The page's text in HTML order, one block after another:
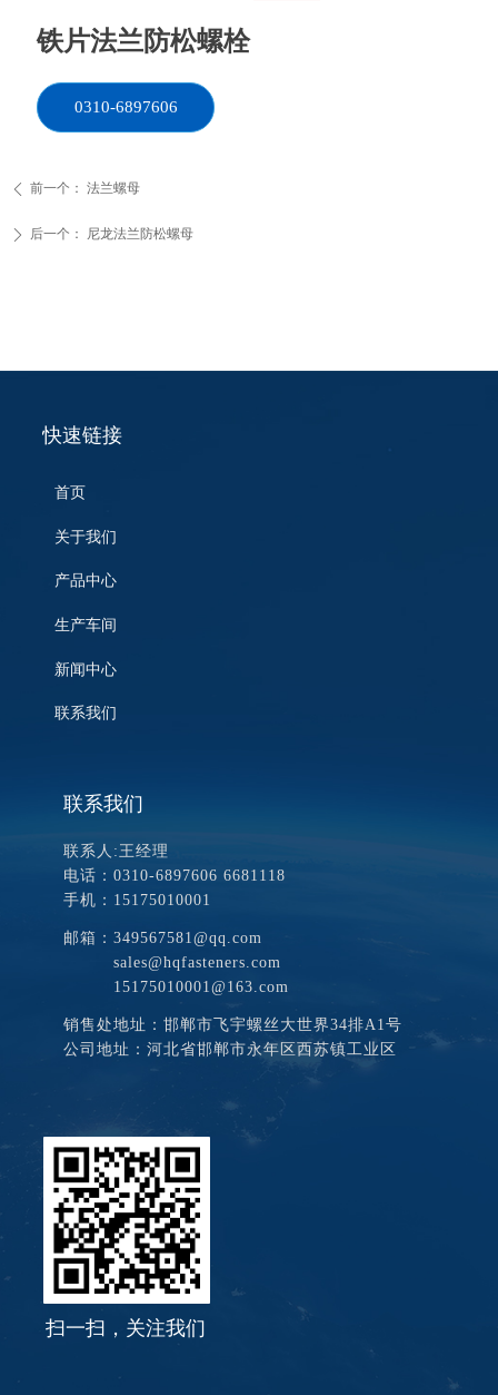
铁片法兰防松螺栓
0310-6897606
ꄴ 前一个： 法兰螺母
ꄲ 后一个： 尼龙法兰防松螺母
快速链接
首页
关于我们
产品中心
生产车间
新闻中心
联系我们
扫一扫，关注我们
联系我们
联系人:王经理
电话：0310-6897606 6681118
手机：15175010001
邮箱：349567581@qq.com
sales@hqfasteners.com
15175010001@163.com
销售处地址：邯郸市飞宇螺丝大世界34排A1号
公司地址：河北省邯郸市永年区西苏镇工业区